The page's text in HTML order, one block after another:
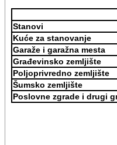
Stanovi
Kuće za stanovanje
Garaže i garažna mesta
Građevinsko zemljište
Poljoprivredno zemljište
Šumsko zemljište
Poslovne zgrade i drugi